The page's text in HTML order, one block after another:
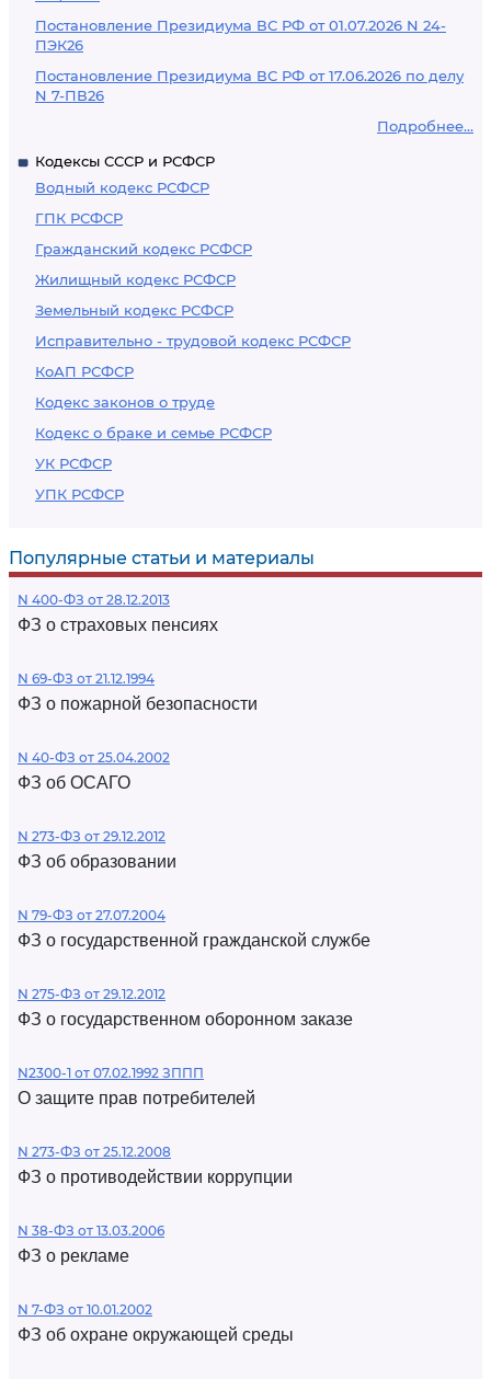
Постановление Президиума ВС РФ от 01.07.2026 N 24-
ПЭК26
Постановление Президиума ВС РФ от 17.06.2026 по делу
N 7-ПВ26
Подробнее...
Кодексы СССР и РСФСР
Водный кодекс РСФСР
ГПК РСФСР
Гражданский кодекс РСФСР
Жилищный кодекс РСФСР
Земельный кодекс РСФСР
Исправительно - трудовой кодекс РСФСР
КоАП РСФСР
Кодекс законов о труде
Кодекс о браке и семье РСФСР
УК РСФСР
УПК РСФСР
Популярные статьи и материалы
N 400-ФЗ от 28.12.2013
ФЗ о страховых пенсиях
N 69-ФЗ от 21.12.1994
ФЗ о пожарной безопасности
N 40-ФЗ от 25.04.2002
ФЗ об ОСАГО
N 273-ФЗ от 29.12.2012
ФЗ об образовании
N 79-ФЗ от 27.07.2004
ФЗ о государственной гражданской службе
N 275-ФЗ от 29.12.2012
ФЗ о государственном оборонном заказе
N2300-1 от 07.02.1992 ЗППП
О защите прав потребителей
N 273-ФЗ от 25.12.2008
ФЗ о противодействии коррупции
N 38-ФЗ от 13.03.2006
ФЗ о рекламе
N 7-ФЗ от 10.01.2002
ФЗ об охране окружающей среды